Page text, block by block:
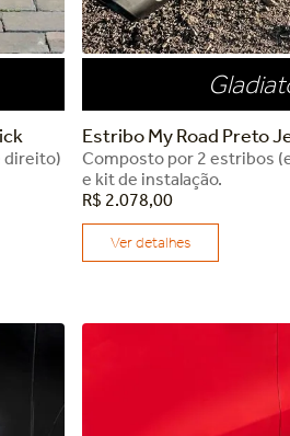
direito)
Estribo My Road Preto
Composto por 2 estribos
e kit de instalação.
R$ 2.078,00
Ver detalhes